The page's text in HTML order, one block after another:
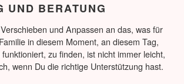
UND BERATUNG
und Anpassen an das, was für
in diesem Moment, an diesem Tag,
zu finden, ist nicht immer leicht,
wenn Du die richtige Unterstützung hast.